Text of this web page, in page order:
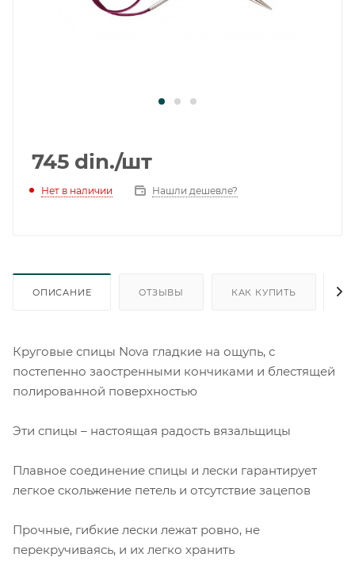
745 din./шт
Нет в наличии Нашли дешевле?
ОПИСАНИЕ ОТЗЫВЫ КАК КУПИТЬ
Круговые спицы Nova гладкие на ощупь, с
постепенно заостренными кончиками и блестящей
полированной поверхностью
Эти спицы – настоящая радость вязальщицы
Плавное соединение спицы и лески гарантирует
легкое скольжение петель и отсутствие зацепов
Прочные, гибкие лески лежат ровно, не
перекручиваясь, и их легко хранить